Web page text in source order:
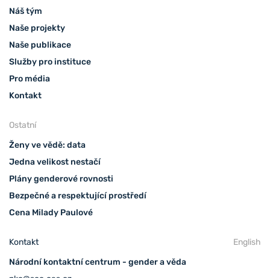
Náš tým
Naše projekty
Naše publikace
Služby pro instituce
Pro média
Kontakt
Ostatní
Ženy ve vědě: data
Jedna velikost nestačí
Plány genderové rovnosti
Bezpečné a respektující prostředí
Cena Milady Paulové
Kontakt
English
Národní kontaktní centrum - gender a věda